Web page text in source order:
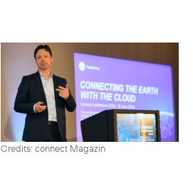
Credits: connect Magazin